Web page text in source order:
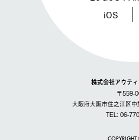
iOS
株式会社アウテ
〒559-
大阪府大阪市住之江区
TEL: 06-